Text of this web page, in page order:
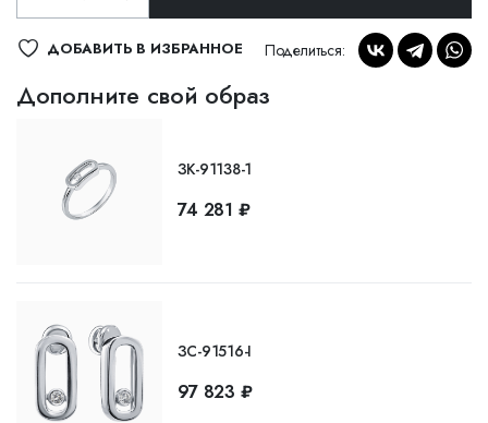
ДОБАВИТЬ В ИЗБРАННОЕ Поделиться:
Дополните свой образ
ЗК-91138-1
74 281 ₽
ЗС-91516-I
97 823 ₽